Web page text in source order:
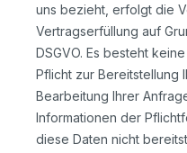
uns bezieht, erfolgt die
Vertragserfüllung auf
DSGVO. Es besteht
Pflicht zur Bereitstellung
Bearbeitung Ihrer
Informationen der
diese Daten nicht